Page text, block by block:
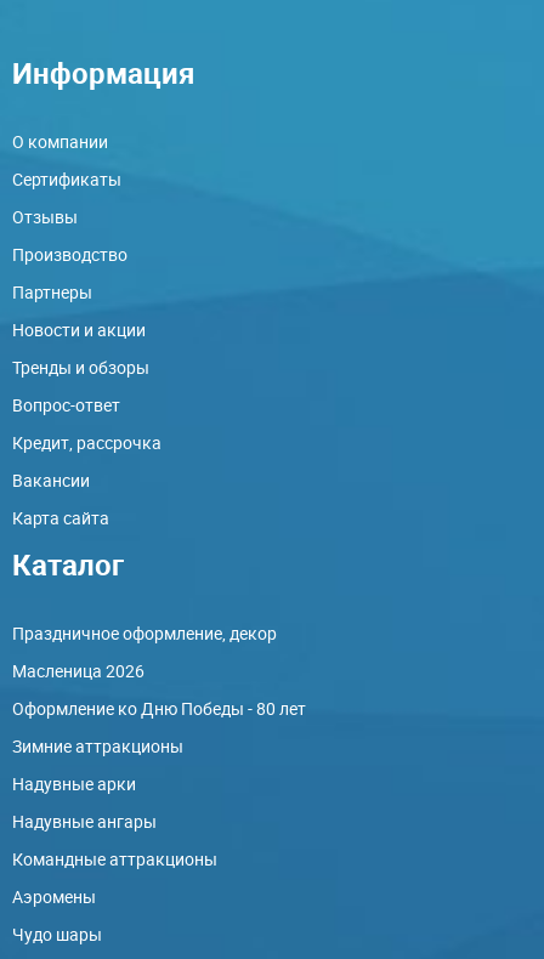
Информация
О компании
Сертификаты
Отзывы
Производство
Партнеры
Новости и акции
Тренды и обзоры
Вопрос-ответ
Кредит, рассрочка
Вакансии
Карта сайта
Каталог
Праздничное оформление, декор
Масленица 2026
Оформление ко Дню Победы - 80 лет
Зимние аттракционы
Надувные арки
Надувные ангары
Командные аттракционы
Аэромены
Чудо шары